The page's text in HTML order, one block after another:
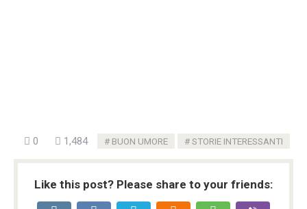
0 1,484 BUON UMORE STORIE INTERESSANTI
Like this post? Please share to your friends: